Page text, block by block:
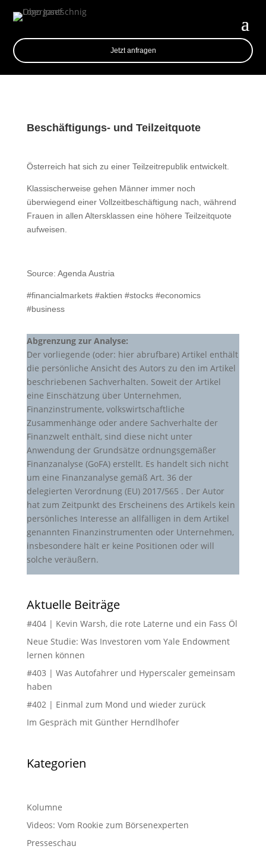
Jetzt anfragen
Beschäftigungs- und Teilzeitquote
Österreich hat sich zu einer Teilzeitrepublik entwickelt.
Klassischerweise gehen Männer immer noch
überwiegend einer Vollzeitbeschäftigung nach, während
Frauen in allen Altersklassen eine höhere Teilzeitquote
aufweisen.
Source: Agenda Austria
#financialmarkets #aktien #stocks #economics
#business
Abgrenzung zur Analyse:
Der vorliegende (oder: hier abrufbare) Artikel enthält
die persönliche Ansicht des Autors zu den im Artikel
beschriebenen Sachverhalten. Soweit der Artikel
eine Einschätzung über Unternehmen,
Finanzinstrumente, volkswirtschaftliche
Zusammenhänge oder andere Sachverhalte der
Finanzwelt enthält, sind diese nicht unter
Anwendung der Grundsätze ordnungsgemäßer
Finanzanalyse (GoFA) erstellt. Es handelt sich nicht
um eine Finanzanalyse gemäß Art. 36 der
delegierten Verordnung (EU) 2017/565 . Der Autor
hat zum Zeitpunkt des Erscheinens des Artikels kein
persönliches Interesse an allfälligen in dem Artikel
genannten Finanzinstrumenten oder Unternehmen,
insbesondere hält er keine Positionen oder will
solche veräußern.
Aktuelle Beiträge
#404 | Kevin Warsh, die rote Laterne und ein Fass Öl
Neue Studie: Was Investoren vom Yale Endowment
lernen können
#403 | Was Autofahrer und Hyperscaler gemeinsam
haben
#402 | Einmal zum Mond und wieder zurück
Im Gespräch mit Günther Herndlhofer
Kategorien
Kolumne
Videos: Vom Rookie zum Börsenexperten
Presseschau